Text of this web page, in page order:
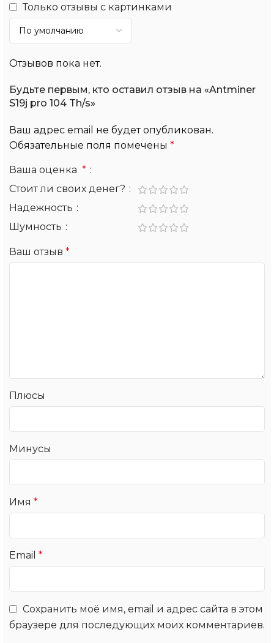
Только отзывы с картинками
Отзывов пока нет.
Будьте первым, кто оставил отзыв на «Antminer
S19j pro 104 Th/s»
Ваш адрес email не будет опубликован.
Обязательные поля помечены *
Ваша оценка *
Стоит ли своих денег?
Надежность
Шумность
Ваш отзыв *
Плюсы
Минусы
Имя *
Email *
Сохранить моё имя, email и адрес сайта в этом
браузере для последующих моих комментариев.